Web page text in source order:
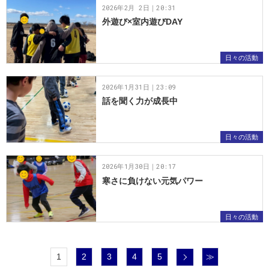
日々の活動
外遊び×室内遊びDAY
2026年2月 2日｜20:31
日々の活動
話を聞く力が成長中
2026年1月31日｜23:09
日々の活動
寒さに負けない元気パワー
2026年1月30日｜20:17
1 2 3 4 5 次へ
≫